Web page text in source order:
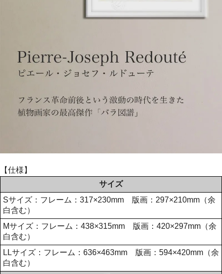
【仕様】
サイズ
Sサイズ：フレーム：317×230mm 版画：297×210mm（余
白含む）
Mサイズ：フレーム：438×315mm 版画：420×297mm（余
白含む）
LLサイズ：フレーム：636×463mm 版画：594×420mm（余
白含む）